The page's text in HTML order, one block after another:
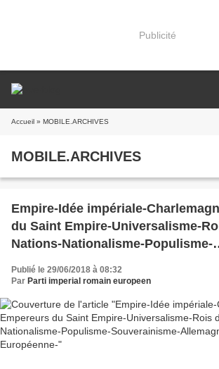
Publicité
Accueil » MOBILE.ARCHIVES
MOBILE.ARCHIVES
Empire-Idée impériale-
du Saint Empire-Universalisme-
Nations-Nationalisme-Populisme-
Souverainisme-Allemagne-France-
Européenne-
Publié le 29/06/2018 à 08:32
Par Parti imperial romain europeen